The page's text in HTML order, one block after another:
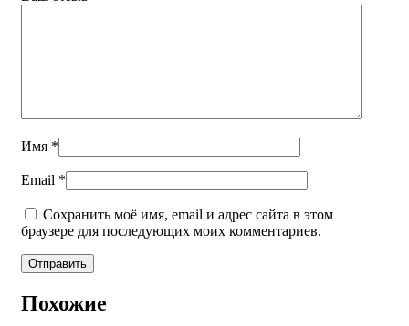
Имя *
Email *
Сохранить моё имя, email и адрес сайта в этом
браузере для последующих моих комментариев.
Alternative:
Похожие